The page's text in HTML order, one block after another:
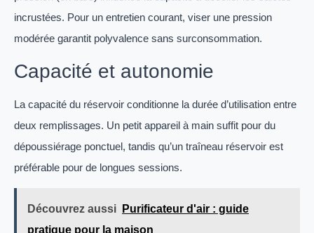
incrustées. Pour un entretien courant, viser une pression
modérée garantit polyvalence sans surconsommation.
Capacité et autonomie
La capacité du réservoir conditionne la durée d’utilisation entre
deux remplissages. Un petit appareil à main suffit pour du
dépoussiérage ponctuel, tandis qu’un traîneau réservoir est
préférable pour de longues sessions.
Découvrez aussi
Purificateur d'air : guide
pratique pour la maison